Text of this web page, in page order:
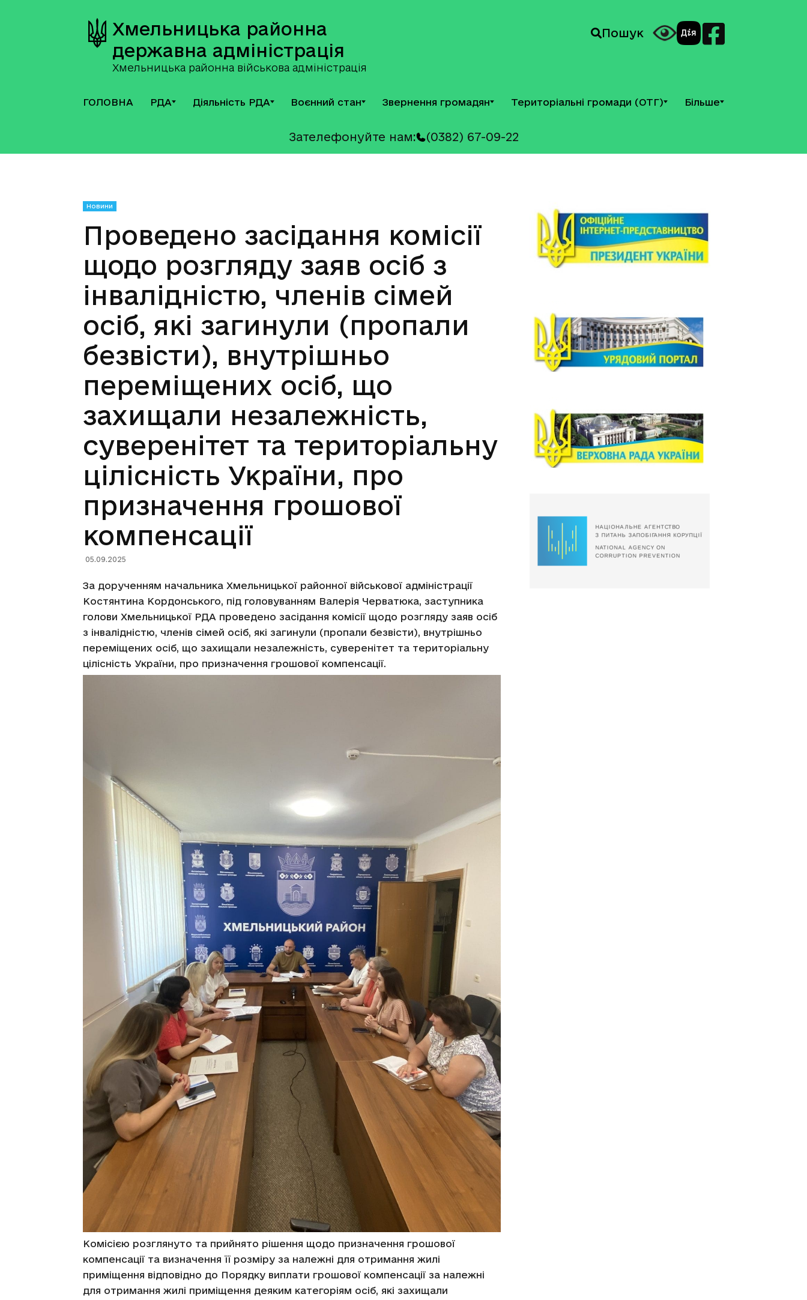
Хмельницька районна
державна адміністрація
Хмельницька районна військова адміністрація
Пошук
ГОЛОВНА РДА Діяльність РДА Воєнний стан Звернення громадян Територіальні громади (ОТГ) Більше
Зателефонуйте нам: (0382) 67-09-22
Новини
Проведено засідання комісії
щодо розгляду заяв осіб з
інвалідністю, членів сімей
осіб, які загинули (пропали
безвісти), внутрішньо
переміщених осіб, що
захищали незалежність,
суверенітет та територіальну
цілісність України, про
призначення грошової
компенсації
05.09.2025
За дорученням начальника Хмельницької районної військової адміністрації
Костянтина Кордонського, під головуванням Валерія Черватюка, заступника
голови Хмельницької РДА проведено засідання комісії щодо розгляду заяв осіб
з інвалідністю, членів сімей осіб, які загинули (пропали безвісти), внутрішньо
переміщених осіб, що захищали незалежність, суверенітет та територіальну
цілісність України, про призначення грошової компенсації.
Комісією розглянуто та прийнято рішення щодо призначення грошової
компенсації та визначення її розміру за належні для отримання жилі
приміщення відповідно до Порядку виплати грошової компенсації за належні
для отримання жилі приміщення деяким категоріям осіб, які захищали